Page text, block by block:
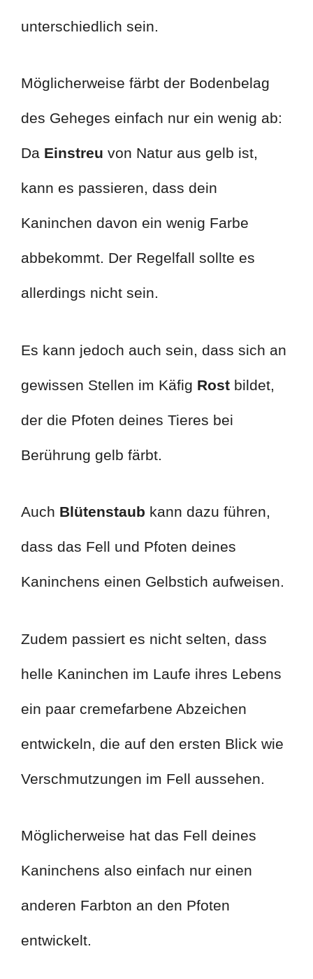
unterschiedlich sein.
Möglicherweise färbt der Bodenbelag
des Geheges einfach nur ein wenig ab:
Da Einstreu von Natur aus gelb ist,
kann es passieren, dass dein
Kaninchen davon ein wenig Farbe
abbekommt. Der Regelfall sollte es
allerdings nicht sein.
Es kann jedoch auch sein, dass sich an
gewissen Stellen im Käfig Rost bildet,
der die Pfoten deines Tieres bei
Berührung gelb färbt.
Auch Blütenstaub kann dazu führen,
dass das Fell und Pfoten deines
Kaninchens einen Gelbstich aufweisen.
Zudem passiert es nicht selten, dass
helle Kaninchen im Laufe ihres Lebens
ein paar cremefarbene Abzeichen
entwickeln, die auf den ersten Blick wie
Verschmutzungen im Fell aussehen.
Möglicherweise hat das Fell deines
Kaninchens also einfach nur einen
anderen Farbton an den Pfoten
entwickelt.